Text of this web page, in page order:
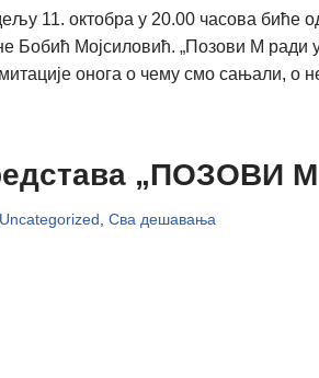
11. октобра у 20.00 часова
Бобић Мојсиловић. „Позови М ради
онога о чему смо сањали,
„ПОЗОВИ
Uncategorized Сва дешавања